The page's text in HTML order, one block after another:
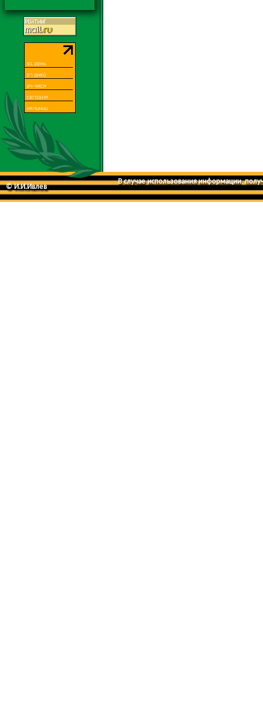
© И.И.Ивлев
В случае использования информации,